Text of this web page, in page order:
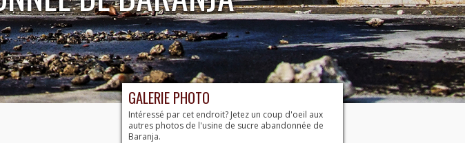
GALERIE PHOTO
Intéressé par cet endroit? Jetez un coup d'oeil aux
autres photos de l'usine de sucre abandonnée de
Baranja.